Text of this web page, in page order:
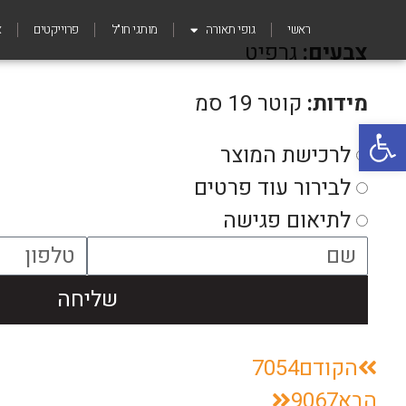
פתח סרגל נגישות
ראשי גופי תאורה מותגי חו"ל פרוייקטים
צבעים:גרפיט
מידות: קוטר 19 סמ
לרכישת המוצר
לבירור עוד פרטים
לתיאום פגישה
שליחה
הקודם7054